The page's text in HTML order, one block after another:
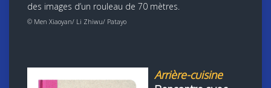
des images d’un rouleau de 70 mètres.
© Men Xiaoyan/ Li Zhiwu/ Patayo
Arrière-cuisine